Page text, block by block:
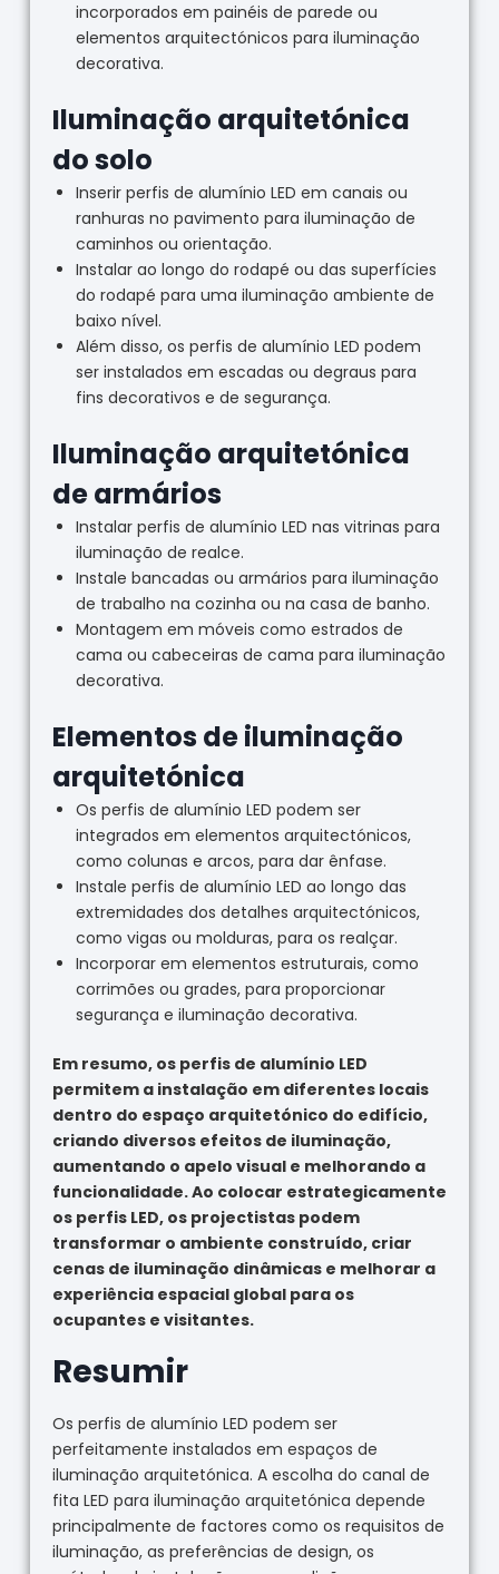
incorporados em painéis de parede ou
elementos arquitectónicos para iluminação
decorativa.
Iluminação arquitetónica
do solo
Inserir perfis de alumínio LED em canais ou
ranhuras no pavimento para iluminação de
caminhos ou orientação.
Instalar ao longo do rodapé ou das superfícies
do rodapé para uma iluminação ambiente de
baixo nível.
Além disso, os perfis de alumínio LED podem
ser instalados em escadas ou degraus para
fins decorativos e de segurança.
Iluminação arquitetónica
de armários
Instalar perfis de alumínio LED nas vitrinas para
iluminação de realce.
Instale bancadas ou armários para iluminação
de trabalho na cozinha ou na casa de banho.
Montagem em móveis como estrados de
cama ou cabeceiras de cama para iluminação
decorativa.
Elementos de iluminação
arquitetónica
Os perfis de alumínio LED podem ser
integrados em elementos arquitectónicos,
como colunas e arcos, para dar ênfase.
Instale perfis de alumínio LED ao longo das
extremidades dos detalhes arquitectónicos,
como vigas ou molduras, para os realçar.
Incorporar em elementos estruturais, como
corrimões ou grades, para proporcionar
segurança e iluminação decorativa.
Em resumo, os perfis de alumínio LED
permitem a instalação em diferentes locais
dentro do espaço arquitetónico do edifício,
criando diversos efeitos de iluminação,
aumentando o apelo visual e melhorando a
funcionalidade. Ao colocar estrategicamente
os perfis LED, os projectistas podem
transformar o ambiente construído, criar
cenas de iluminação dinâmicas e melhorar a
experiência espacial global para os
ocupantes e visitantes.
Resumir
Os perfis de alumínio LED podem ser
perfeitamente instalados em espaços de
iluminação arquitetónica. A escolha do canal de
fita LED para iluminação arquitetónica depende
principalmente de factores como os requisitos de
iluminação, as preferências de design, os